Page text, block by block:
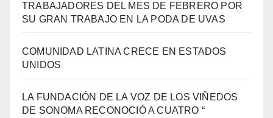
TRABAJADORES DEL MES DE FEBRERO POR
SU GRAN TRABAJO EN LA PODA DE UVAS
COMUNIDAD LATINA CRECE EN ESTADOS
UNIDOS
LA FUNDACIÓN DE LA VOZ DE LOS VIÑEDOS
DE SONOMA RECONOCIÓ A CUATRO “